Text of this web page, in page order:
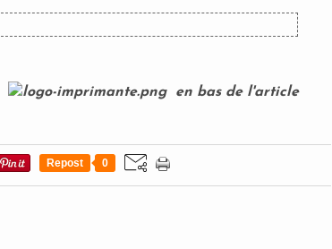
en bas de l'article
Repost 0